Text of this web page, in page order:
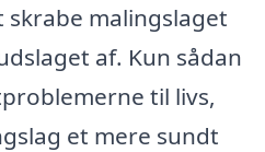
malingslaget
af. Kun sådan
til livs,
et mere sundt